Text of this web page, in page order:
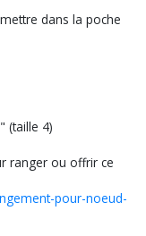
dans la poche
(taille 4)
ranger ou offrir ce
pour-noeud-